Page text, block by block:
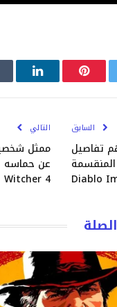
بينتيريست
السابق
تفاصيل
المنقسمة
التالي
Witcher 4